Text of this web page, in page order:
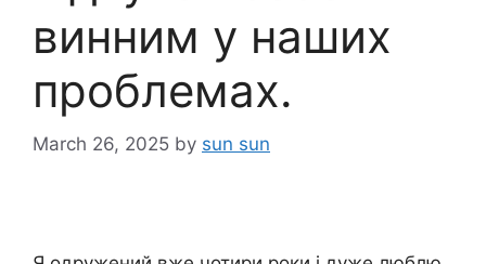
винним у наших
проблемах.
March 26, 2025 by sun sun